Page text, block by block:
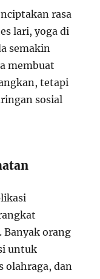
rasa
lari, yoga di
semakin
membuat
tetapi
sosial
Banyak orang
untuk
olahraga, dan